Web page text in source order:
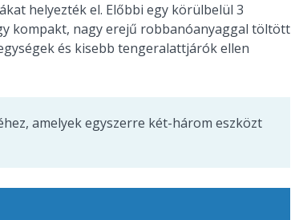
helyezték el. Előbbi egy körülbelül 3
kompakt, nagy erejű robbanóanyaggal töltött
és kisebb tengeralattjárók ellen
amelyek egyszerre két-három eszközt